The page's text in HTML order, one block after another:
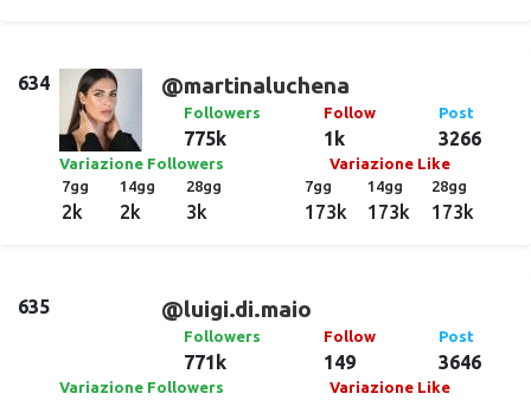
634 @martinaluchena
Followers
775k
Follow
1k
Post
3266
Variazione Followers
7gg
2k
14gg
2k
28gg
3k
Variazione Like
7gg
173k
14gg
173k
28gg
173k
635 @luigi.di.maio
Followers
771k
Follow
149
Post
3646
Variazione Followers
Variazione Like